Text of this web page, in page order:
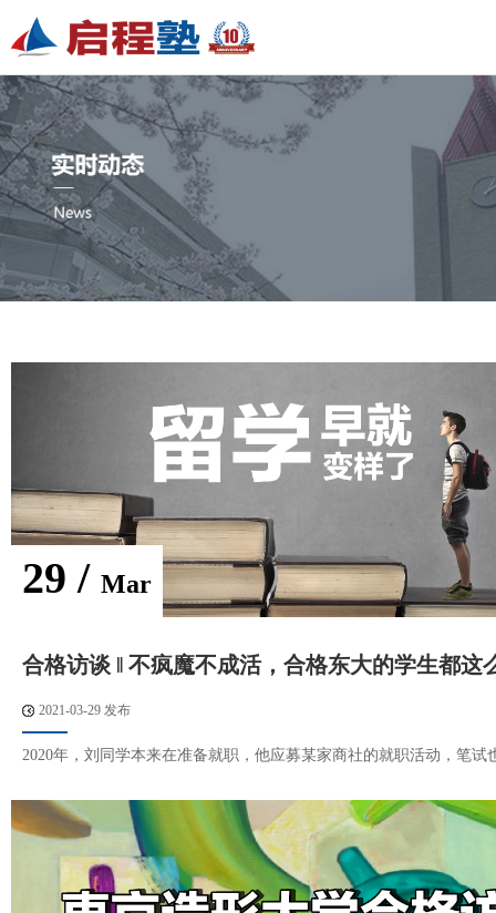
29 / Mar
合格访谈 ‖ 不疯魔不成活，合格东大的学生都这
2021-03-29 发布
2020年，刘同学本来在准备就职，他应募某家商社的就职活动，笔试